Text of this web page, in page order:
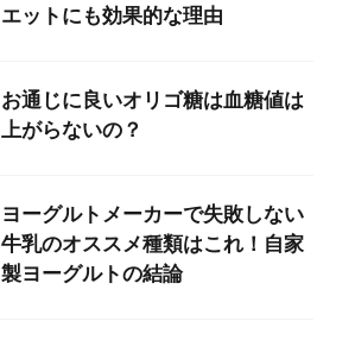
エットにも効果的な理由
お通じに良いオリゴ糖は血糖値は
上がらないの？
ヨーグルトメーカーで失敗しない
牛乳のオススメ種類はこれ！自家
製ヨーグルトの結論